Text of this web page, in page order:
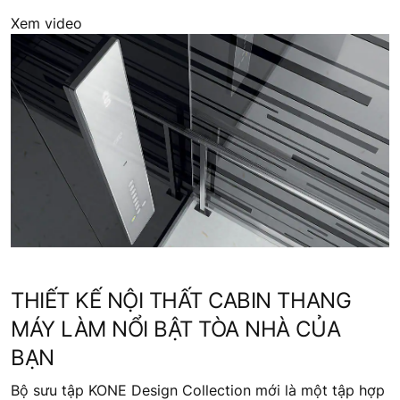
Xem video
THIẾT KẾ NỘI THẤT CABIN THANG
MÁY LÀM NỔI BẬT TÒA NHÀ CỦA
BẠN
Bộ sưu tập KONE Design Collection mới là một tập hợp